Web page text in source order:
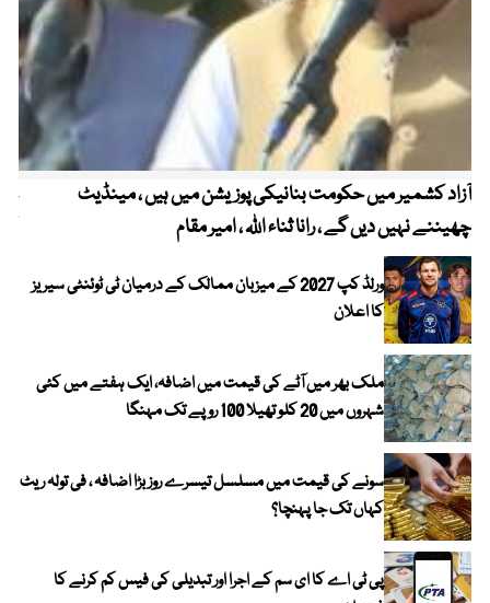
آزاد کشمیر میں حکومت بنانیکی پوزیشن میں ہیں ، مینڈیٹ
چھیننے نہیں دیں گے ، رانا ثناء اللہ ، امیر مقام
ورلڈ کپ 2027 کے میزبان ممالک کے درمیان ٹی ٹوئنٹی سیریز
کا اعلان
ملک بھر میں آٹے کی قیمت میں اضافہ، ایک ہفتے میں کئی
شہروں میں 20 کلو تھیلا 100 روپے تک مہنگا
سونے کی قیمت میں مسلسل تیسرے روز بڑا اضافہ ، فی تولہ ریٹ
کہاں تک جا پہنچا؟
پی ٹی اے کا ای سم کے اجرا اور تبدیلی کی فیس کم کرنے کا